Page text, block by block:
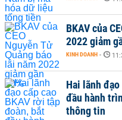
BKAV của
2022 giảm
KINH DOANH -
Hai lãnh
đầu hành
thông tin